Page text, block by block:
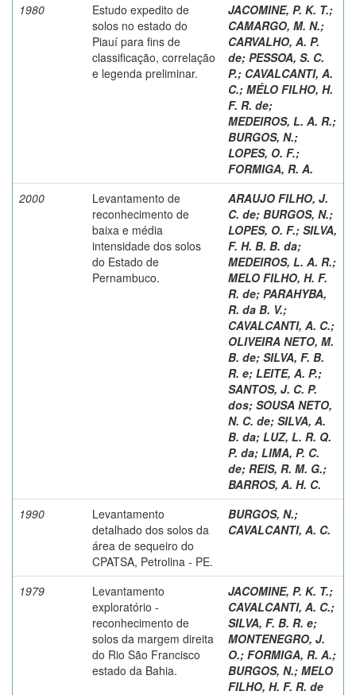
1980
Estudo expedito de
solos no estado do
Piauí para fins de
classificação, correlação
e legenda preliminar.
JACOMINE, P. K. T.;
CAMARGO, M. N.;
CARVALHO, A. P.
de; PESSOA, S. C.
P.; CAVALCANTI, A.
C.; MÉLO FILHO, H.
F. R. de;
MEDEIROS, L. A. R.;
BURGOS, N.;
LOPES, O. F.;
FORMIGA, R. A.
2000
Levantamento de
reconhecimento de
baixa e média
intensidade dos solos
do Estado de
Pernambuco.
ARAUJO FILHO, J.
C. de; BURGOS, N.;
LOPES, O. F.; SILVA,
F. H. B. B. da;
MEDEIROS, L. A. R.;
MELO FILHO, H. F.
R. de; PARAHYBA,
R. da B. V.;
CAVALCANTI, A. C.;
OLIVEIRA NETO, M.
B. de; SILVA, F. B.
R. e; LEITE, A. P.;
SANTOS, J. C. P.
dos; SOUSA NETO,
N. C. de; SILVA, A.
B. da; LUZ, L. R. Q.
P. da; LIMA, P. C.
de; REIS, R. M. G.;
BARROS, A. H. C.
1990
Levantamento
detalhado dos solos da
área de sequeiro do
CPATSA, Petrolina - PE.
BURGOS, N.;
CAVALCANTI, A. C.
1979
Levantamento
exploratório -
reconhecimento de
solos da margem direita
do Rio São Francisco
estado da Bahia.
JACOMINE, P. K. T.;
CAVALCANTI, A. C.;
SILVA, F. B. R. e;
MONTENEGRO, J.
O.; FORMIGA, R. A.;
BURGOS, N.; MELO
FILHO, H. F. R. de